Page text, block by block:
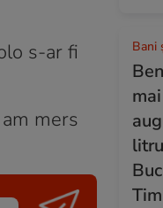
s-ar fi
mers
Bani